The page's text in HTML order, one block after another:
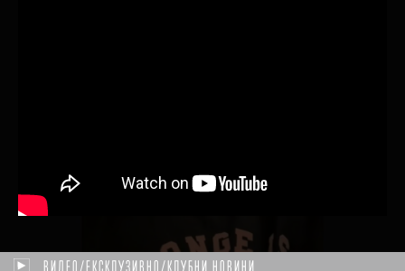
ВИДЕО/ЕКСКЛУЗИВНО/КЛУБНИ НОВИНИ